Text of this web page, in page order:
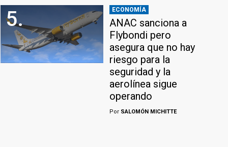
5. ECONOMÍA
ANAC sanciona a
Flybondi pero
asegura que no hay
riesgo para la
seguridad y la
aerolínea sigue
operando
Por SALOMÓN MICHITTE